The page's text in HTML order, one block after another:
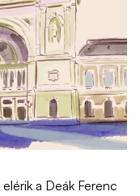
elérik a Deák Ferenc